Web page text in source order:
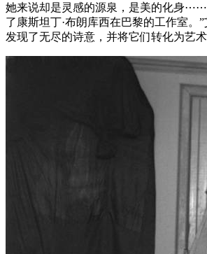
她来说却是灵感的源泉，是美的化身
了康斯坦丁·布朗库西在巴黎的工作室。
发现了无尽的诗意，并将它们转化为艺术